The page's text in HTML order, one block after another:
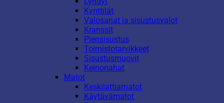
Kynttilät
Valosarjat ja sisustusvalot
Kranssit
Piensisustus
Toimistotarvikkeet
Sisustusmuovit
Keinonahat
Matot
Keskilattiamatot
Käytävämatot